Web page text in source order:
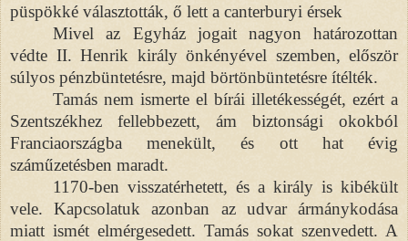
püspökké választották, ő lett a canterburyi érsek
Mivel az Egyház jogait nagyon határozottan
védte II. Henrik király önkényével szemben, először
súlyos pénzbüntetésre, majd börtönbüntetésre ítélték.
Tamás nem ismerte el bírái illetékességét, ezért a
Szentszékhez fellebbezett, ám biztonsági okokból
Franciaországba menekült, és ott hat évig
száműzetésben maradt.
1170-ben visszatérhetett, és a király is kibékült
vele. Kapcsolatuk azonban az udvar ármánykodása
miatt ismét elmérgesedett. Tamás sokat szenvedett. A